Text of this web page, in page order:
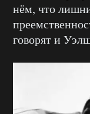
нём, что
говорят и